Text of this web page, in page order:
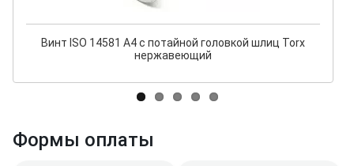
Винт ISO 14581 A4 с потайной головкой шлиц Torx
нержавеющий
Формы оплаты